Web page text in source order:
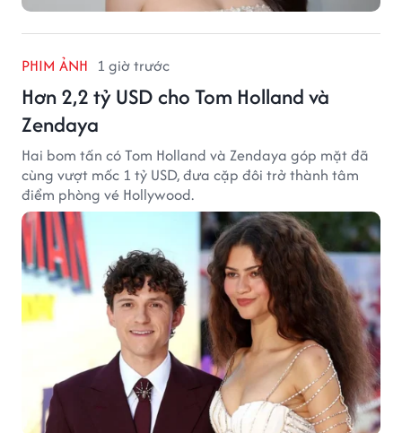
PHIM ẢNH 1 giờ trước
Hơn 2,2 tỷ USD cho Tom Holland và
Zendaya
Hai bom tấn có Tom Holland và Zendaya góp mặt đã
cùng vượt mốc 1 tỷ USD, đưa cặp đôi trở thành tâm
điểm phòng vé Hollywood.